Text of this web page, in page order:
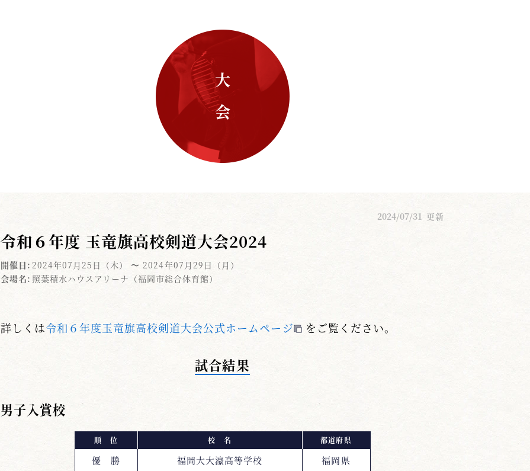
大 会
2024/07/31 更新
令和６年度 玉竜旗高校剣道大会2024
開催日: 2024年07月25日（木） 〜 2024年07月29日（月）
会場名: 照葉積水ハウスアリーナ（福岡市総合体育館）
詳しくは令和６年度玉竜旗高校剣道大会公式ホームページ をご覧ください。
試合結果
男子入賞校
順 位 校 名 都道府県
優 勝 福岡大大濠高等学校
福岡県